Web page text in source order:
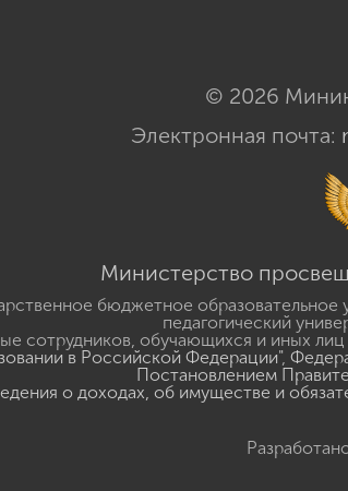
© 2026
Электронная почта:
Министерство
бюджетное
педагогический
сотрудников, обучающихся и иных
в Российской Федерации",
Постановлением
о доходах, об имуществе и